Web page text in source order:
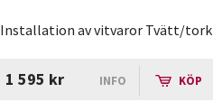
Installation av vitvaror Tvätt/tork
1 595 kr INFO KÖP